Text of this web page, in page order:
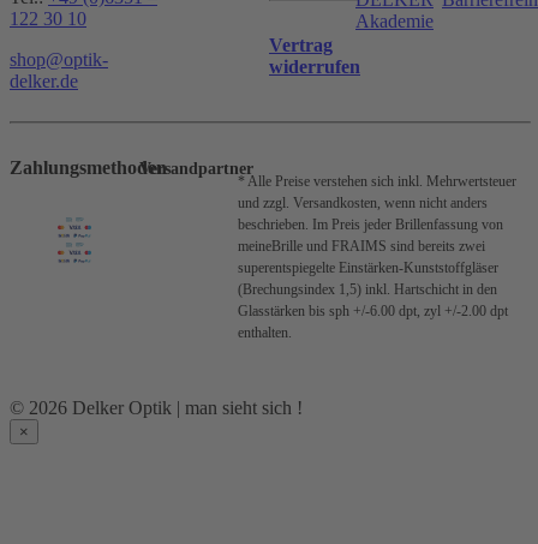
122 30 10
shop@optik-
delker.de
Vertrag
widerrufen
Akademie
ZahlungsmethodenVersandpartner
* Alle Preise verstehen sich inkl. Mehrwertsteuer
und zzgl. Versandkosten, wenn nicht anders
beschrieben. Im Preis jeder Brillenfassung von
meineBrille und FRAIMS sind bereits zwei
superentspiegelte Einstärken-Kunststoffgläser
(Brechungsindex 1,5) inkl. Hartschicht in den
Glasstärken bis sph +/-6.00 dpt, zyl +/-2.00 dpt
enthalten.
© 2026 Delker Optik | man sieht sich !
×